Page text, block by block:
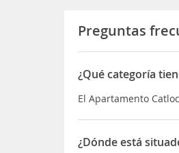
Preguntas
¿Qué categoría
El Apartamento
¿Dónde está